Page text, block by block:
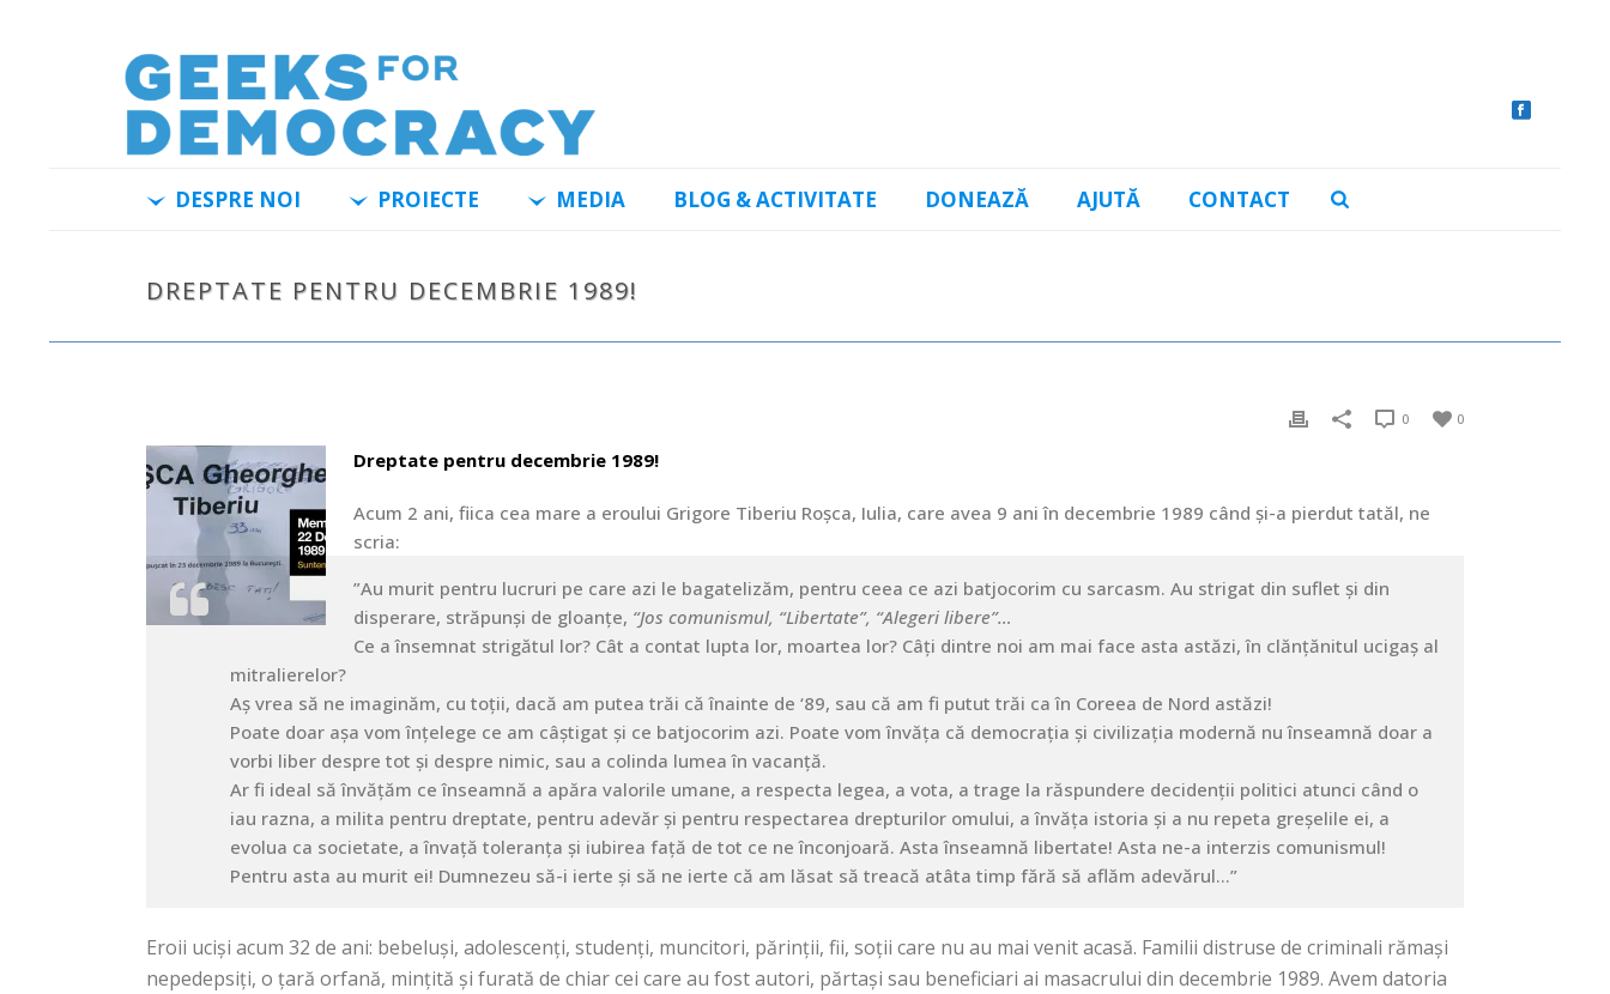
DESPRE NOI PROIECTE MEDIA BLOG & ACTIVITATE DONEAZĂ AJUTĂ CONTACT
DREPTATE PENTRU DECEMBRIE 1989!
0
0
Dreptate pentru decembrie 1989!
Acum 2 ani, fiica cea mare a eroului Grigore Tiberiu Roșca, Iulia, care avea 9 ani în decembrie 1989 când și-a pierdut tatăl, ne
scria:
”Au murit pentru lucruri pe care azi le bagatelizăm, pentru ceea ce azi batjocorim cu sarcasm. Au strigat din suflet și din
disperare, străpunși de gloanțe, “Jos comunismul, “Libertate”, “Alegeri libere”…
Ce a însemnat strigătul lor? Cât a contat lupta lor, moartea lor? Câți dintre noi am mai face asta astăzi, în clănțănitul ucigaș al
mitralierelor?
Aș vrea să ne imaginăm, cu toții, dacă am putea trăi că înainte de ‘89, sau că am fi putut trăi ca în Coreea de Nord astăzi!
Poate doar așa vom înțelege ce am câștigat și ce batjocorim azi. Poate vom învăța că democrația și civilizația modernă nu înseamnă doar a
vorbi liber despre tot și despre nimic, sau a colinda lumea în vacanță.
Ar fi ideal să învățăm ce înseamnă a apăra valorile umane, a respecta legea, a vota, a trage la răspundere decidenții politici atunci când o
iau razna, a milita pentru dreptate, pentru adevăr și pentru respectarea drepturilor omului, a învăța istoria și a nu repeta greșelile ei, a
evolua ca societate, a învață toleranța și iubirea față de tot ce ne înconjoară. Asta înseamnă libertate! Asta ne-a interzis comunismul!
Pentru asta au murit ei! Dumnezeu să-i ierte și să ne ierte că am lăsat să treacă atâta timp fără să aflăm adevărul…”
Eroii uciși acum 32 de ani: bebeluși, adolescenți, studenți, muncitori, părinții, fii, soții care nu au mai venit acasă. Familii distruse de criminali rămași
nepedepsiți, o țară orfană, mințită și furată de chiar cei care au fost autori, părtași sau beneficiari ai masacrului din decembrie 1989. Avem datoria